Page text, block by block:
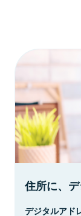
住所に、デ
デジタルアド